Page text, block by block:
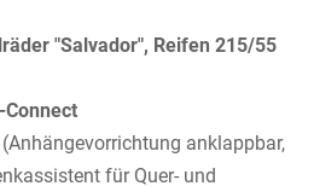
"Salvador", Reifen 215/55
Connect
(Anhängevorrichtung anklappbar,
für Quer- und